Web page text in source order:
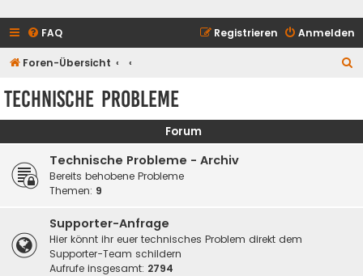
FAQ Anmelden
Registrieren
Foren-Übersicht
e
Technische Probleme
Forum
Technische Probleme - Archiv
Bereits behobene Probleme
Themen: 9
Supporter-Anfrage
Hier könnt ihr euer technisches Problem direkt dem
Supporter-Team schildern
Aufrufe insgesamt: 2794